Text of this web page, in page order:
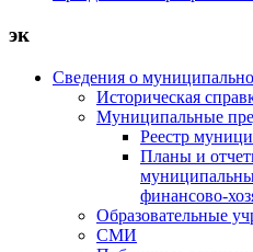
эк
Сведения о
Историческая
Муниципальные
Реестр
Планы и
финансово-
Образовательные
СМИ